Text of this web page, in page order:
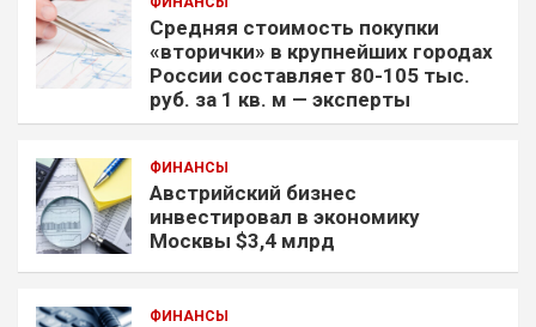
Средняя стоимость покупки
«вторички» в крупнейших городах
России составляет 80-105 тыс.
руб. за 1 кв. м — эксперты
ФИНАНСЫ
Австрийский бизнес
инвестировал в экономику
Москвы $3,4 млрд
ФИНАНСЫ